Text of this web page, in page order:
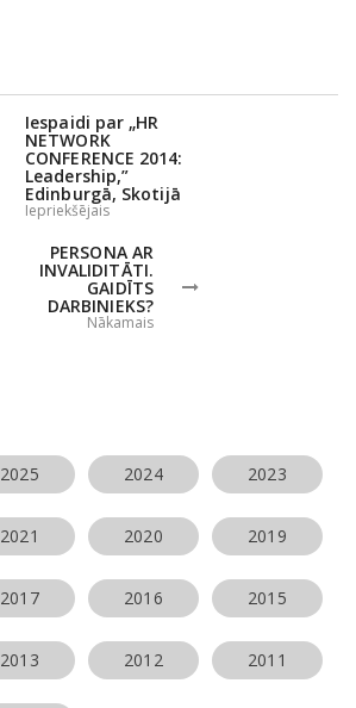
Iespaidi par „HR
NETWORK
CONFERENCE 2014:
Leadership,”
Edinburgā, Skotijā
Iepriekšējais
PERSONA AR
INVALIDITĀTI.
GAIDĪTS
DARBINIEKS?
Nākamais
2025 2024 2023
2021 2020 2019
2017 2016 2015
2013 2012 2011